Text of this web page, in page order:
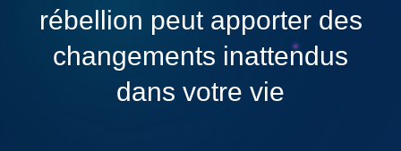
rébellion peut apporter des
changements inattendus
dans votre vie